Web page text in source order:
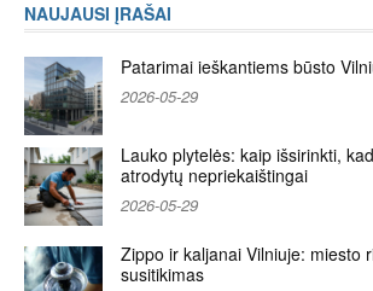
NAUJAUSI ĮRAŠAI
Patarimai ieškantiems būsto
2026-05-29
Lauko plytelės: kaip išsirinkti,
atrodytų nepriekaištingai
2026-05-29
Zippo ir kaljanai Vilniuje: miesto
susitikimas